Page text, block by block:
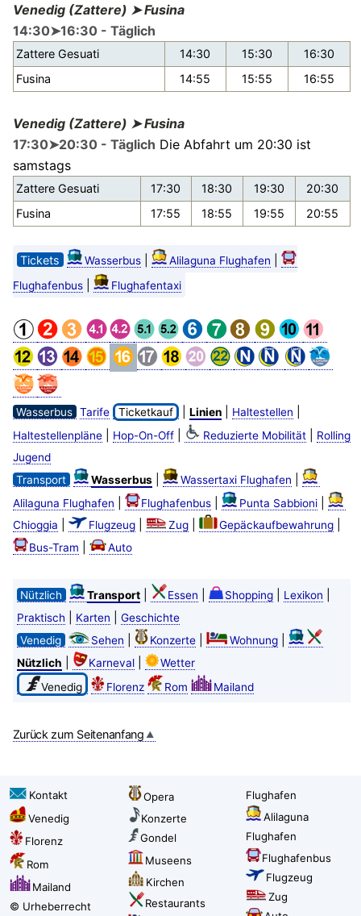
Venedig (Zattere) ➤ Fusina
14:30➤16:30 - Täglich
Zattere Gesuati 14:30 15:30
16:30
Fusina
14:55 15:55 16:55
Venedig (Zattere) ➤ Fusina
17:30➤20:30 - Täglich Die Abfahrt um 20:30 ist
samstags
Zattere Gesuati 17:30 18:30 19:30
20:30
Fusina
17:55 18:55 19:55 20:55
Tickets Wasserbus| Alilaguna Flughafen
Flughafenbus| Flughafentaxi
Wasserbus Tarife Ticketkauf | Linien| Haltestellen
Haltestellenpläne| Hop-On-Off| Reduzierte Mobilität|
Rolling
Jugend
Transport
Wasserbus| Wassertaxi Flughafen
Alilaguna Flughafen Flughafenbus| Punta Sabbioni|
Chioggia Flugzeug| Zug| Gepäckaufbewahrung|
Bus-Tram Auto
Nützlich Transport| Essen Shopping| Lexikon
Praktisch Karten
Geschichte
Venedig
Sehen Konzerte| Wohnung|
Nützlich Karneval|
Wetter
Venedig
Florenz Rom Mailand
Zurück zum Seitenanfang
Kontakt
Venedig
Florenz
Rom
Mailand
© Urheberrecht
Opera
Konzerte
Gondel
Museens
Kirchen
Restaurants
Flughafen
Alilaguna
Flughafen
Flughafenbus
Flugzeug
Zug